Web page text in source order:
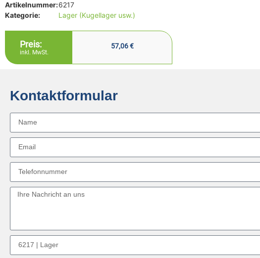
Artikelnummer:6217
Kategorie:
Lager (Kugellager usw.)
Preis:
inkl. MwSt.
57,06€
Kontaktformular